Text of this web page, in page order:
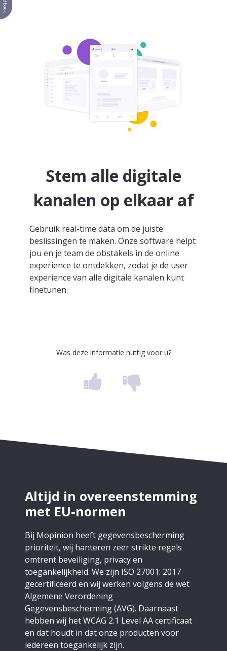
Stem alle digitale
kanalen op elkaar af
Gebruik real-time data om de juiste
beslissingen te maken. Onze software helpt
jou en je team de obstakels in de online
experience te ontdekken, zodat je de user
experience van alle digitale kanalen kunt
finetunen.
Was deze informatie nuttig voor u?
Altijd in overeenstemming
met EU-normen
Bij Mopinion heeft gegevensbescherming
prioriteit, wij hanteren zeer strikte regels
omtrent beveiliging, privacy en
toegankelijkheid. We zijn ISO 27001: 2017
gecertificeerd en wij werken volgens de wet
Algemene Verordening
Gegevensbescherming (AVG). Daarnaast
hebben wij het WCAG 2.1 Level AA certificaat
en dat houdt in dat onze producten voor
iedereen toegankelijk zijn.